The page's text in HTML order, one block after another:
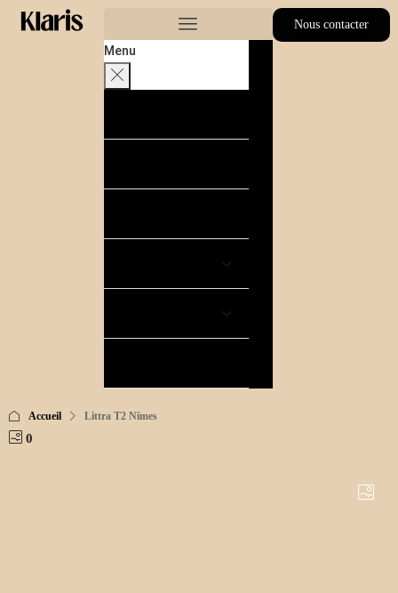
Menu
Nos autres services
Nous contacter
Accueil Littra T2 Nîmes
0